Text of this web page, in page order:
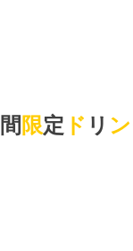
間 限定 ド リ ン